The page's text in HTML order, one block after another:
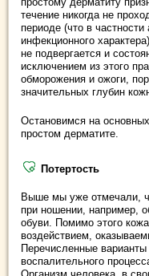
течение никогда не
периоде (что в
инфекционного
не подвергается и
исключением из этого
обморожения и ожоги,
значительных глубин
Остановимся на
простом дерматите.
Потертость
Выше мы уже отмечали,
при ношении, например,
обуви. Помимо этого
воздействием,
Перечисленные
воспалительного